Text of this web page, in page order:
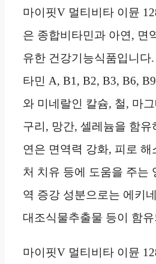
마이핏V 멀티비타 이뮨
은 종합비타민과 아연, 면
유한 건강기능식품입니다.
타민 A, B1, B2, B3, B6,
와 미네랄인 칼슘, 철, 마
구리, 망간, 셀레늄을 함
연은 면역력 강화, 피로 해
처 치유 등에 도움을 주는
역 증강 성분으로는 에키
대조식물추출물 등이 함
마이핏V 멀티비타 이뮨